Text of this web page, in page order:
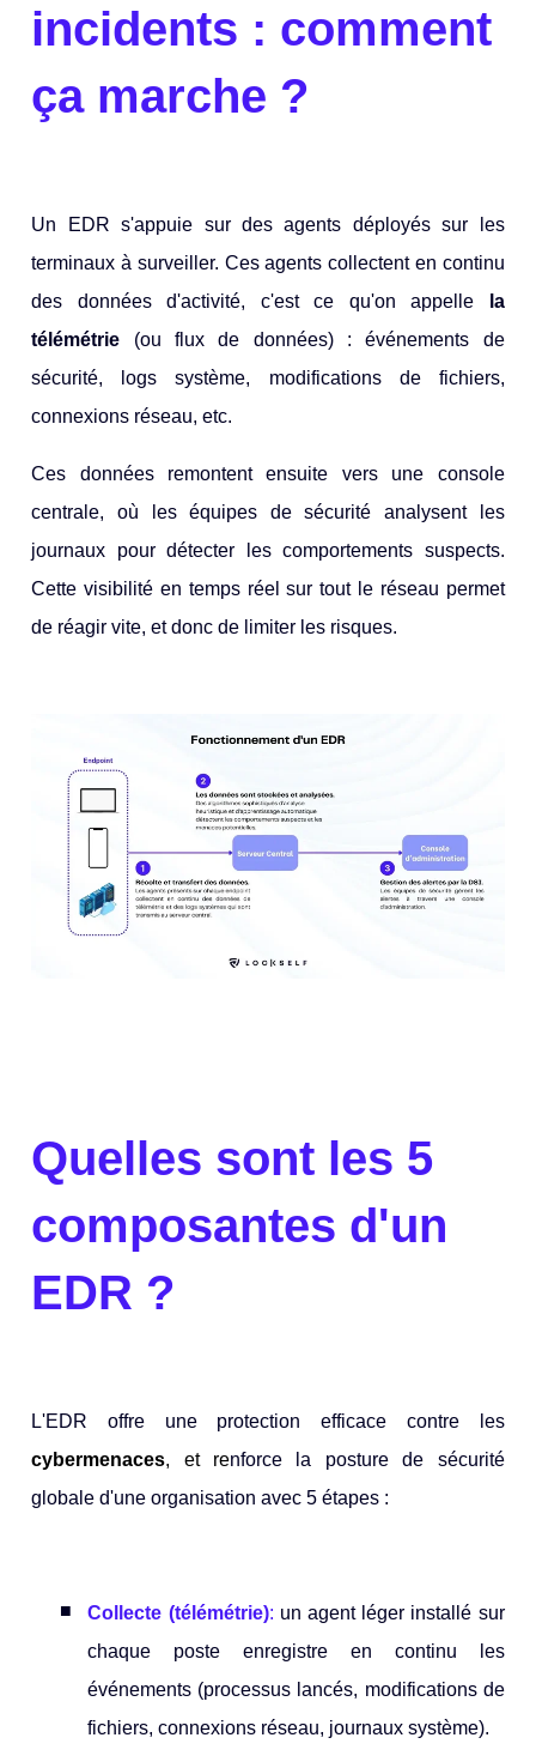
incidents : comment
ça marche ?
Un EDR s'appuie sur des agents déployés sur les
terminaux à surveiller. Ces agents collectent en continu
des données d'activité, c'est ce qu'on appelle
la
télémétrie (ou flux de données) : événements de
sécurité, logs système, modifications de fichiers,
connexions réseau, etc.
Ces données remontent ensuite vers une console
centrale, où les équipes de sécurité analysent les
journaux pour détecter les comportements suspects.
Cette visibilité en temps réel sur tout le réseau permet
de réagir vite, et donc de limiter les risques.
Quelles sont les 5
composantes d'un
EDR ?
L'EDR offre une protection efficace contre les
cybermenaces, et renforce la posture de sécurité
globale d'une organisation avec 5 étapes :
Collecte (télémétrie): un agent léger installé sur
chaque poste enregistre en continu les
événements (processus lancés, modifications de
fichiers, connexions réseau, journaux système).